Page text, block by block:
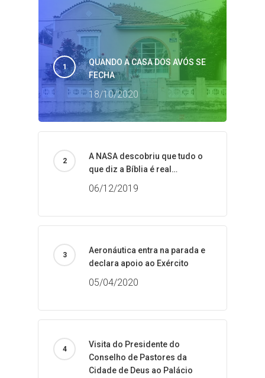
QUANDO A CASA DOS AVÓS SE
FECHA
18/10/2020
A NASA descobriu que tudo o
que diz a Bíblia é real…
06/12/2019
Aeronáutica entra na parada e
declara apoio ao Exército
05/04/2020
Visita do Presidente do
Conselho de Pastores da
Cidade de Deus ao Palácio